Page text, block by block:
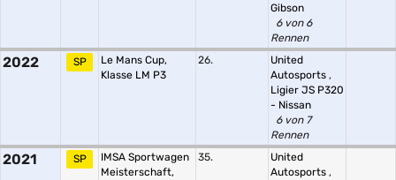
Gibson
6 von 6
Rennen
2022 SP
Le Mans Cup,
Klasse LM P3
26.
United
Autosports ,
Ligier JS P320
- Nissan
6 von 7
Rennen
2021 SP
IMSA Sportwagen
Meisterschaft,
35.
United
Autosports ,